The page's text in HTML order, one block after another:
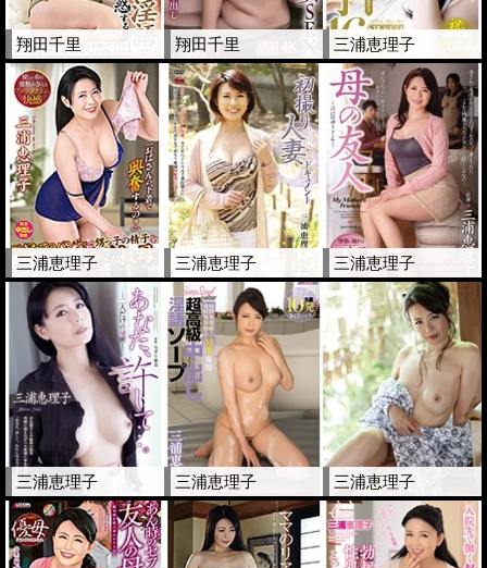
翔田千里 翔田千里 三浦恵理子
三浦恵理子 三浦恵理子 三浦恵理子
三浦恵理子 三浦恵理子 三浦恵理子